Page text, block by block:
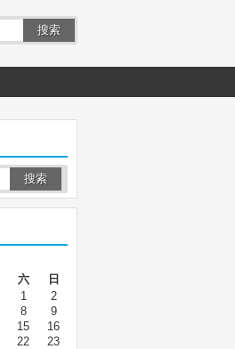
搜索
六
日
1
2
8
9
15
16
22
23